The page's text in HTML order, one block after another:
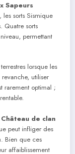
Sapeurs
sorts Sismique
Quatre sorts
permettant
lorsque les
utiliser
rarement optimal ;
de clan
peut infliger des
Bien que ces
affaiblissement